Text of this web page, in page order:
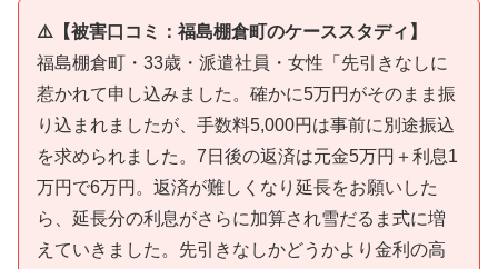
⚠️【被害口コミ：福島棚倉町のケーススタディ】
福島棚倉町・33歳・派遣社員・女性「先引きなしに
惹かれて申し込みました。確かに5万円がそのまま振
り込まれましたが、手数料5,000円は事前に別途振込
を求められました。7日後の返済は元金5万円＋利息1
万円で6万円。返済が難しくなり延長をお願いした
ら、延長分の利息がさらに加算され雪だるま式に増
えていきました。先引きなしかどうかより金利の高